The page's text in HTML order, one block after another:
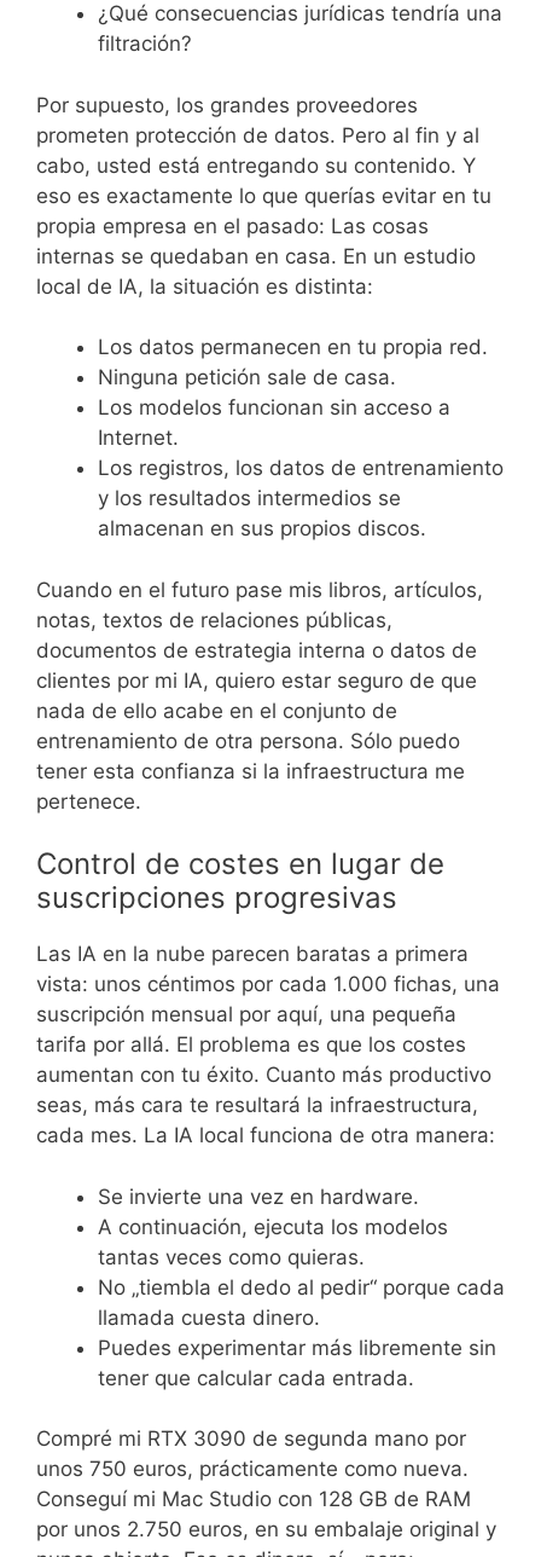
¿Qué consecuencias jurídicas tendría una
filtración?
Por supuesto, los grandes proveedores
prometen protección de datos. Pero al fin y al
cabo, usted está entregando su contenido. Y
eso es exactamente lo que querías evitar en tu
propia empresa en el pasado: Las cosas
internas se quedaban en casa. En un estudio
local de IA, la situación es distinta:
Los datos permanecen en tu propia red.
Ninguna petición sale de casa.
Los modelos funcionan sin acceso a
Internet.
Los registros, los datos de entrenamiento
y los resultados intermedios se
almacenan en sus propios discos.
Cuando en el futuro pase mis libros, artículos,
notas, textos de relaciones públicas,
documentos de estrategia interna o datos de
clientes por mi IA, quiero estar seguro de que
nada de ello acabe en el conjunto de
entrenamiento de otra persona. Sólo puedo
tener esta confianza si la infraestructura me
pertenece.
Control de costes en lugar de
suscripciones progresivas
Las IA en la nube parecen baratas a primera
vista: unos céntimos por cada 1.000 fichas, una
suscripción mensual por aquí, una pequeña
tarifa por allá. El problema es que los costes
aumentan con tu éxito. Cuanto más productivo
seas, más cara te resultará la infraestructura,
cada mes. La IA local funciona de otra manera:
Se invierte una vez en hardware.
A continuación, ejecuta los modelos
tantas veces como quieras.
No „tiembla el dedo al pedir“ porque cada
llamada cuesta dinero.
Puedes experimentar más libremente sin
tener que calcular cada entrada.
Compré mi RTX 3090 de segunda mano por
unos 750 euros, prácticamente como nueva.
Conseguí mi Mac Studio con 128 GB de RAM
por unos 2.750 euros, en su embalaje original y